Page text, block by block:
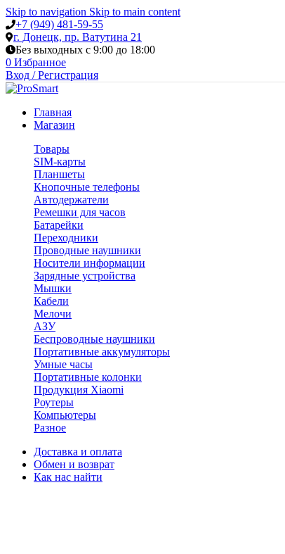
Skip to navigation Skip to main content
+7 (949) 481-59-55
г. Донецк, пр. Ватутина 21
Без выходных с 9:00 до 18:00
0 Избранное
Вход / Регистрация
Главная
Магазин
Товары
SIM-карты
Планшеты
Кнопочные телефоны
Автодержатели
Ремешки для часов
Батарейки
Переходники
Проводные наушники
Носители информации
Зарядные устройства
Мышки
Кабели
Мелочи
АЗУ
Беспроводные наушники
Портативные аккумуляторы
Умные часы
Портативные колонки
Продукция Xiaomi
Роутеры
Компьютеры
Разное
Доставка и оплата
Обмен и возврат
Как нас найти